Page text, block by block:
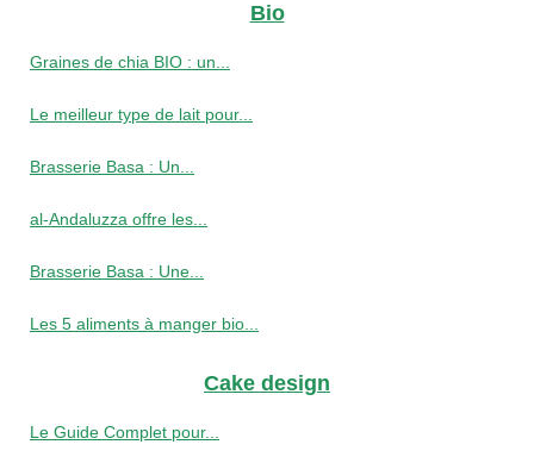
Bio
Graines de chia BIO : un...
Le meilleur type de lait pour...
Brasserie Basa : Un...
al-Andaluzza offre les...
Brasserie Basa : Une...
Les 5 aliments à manger bio...
Cake design
Le Guide Complet pour...